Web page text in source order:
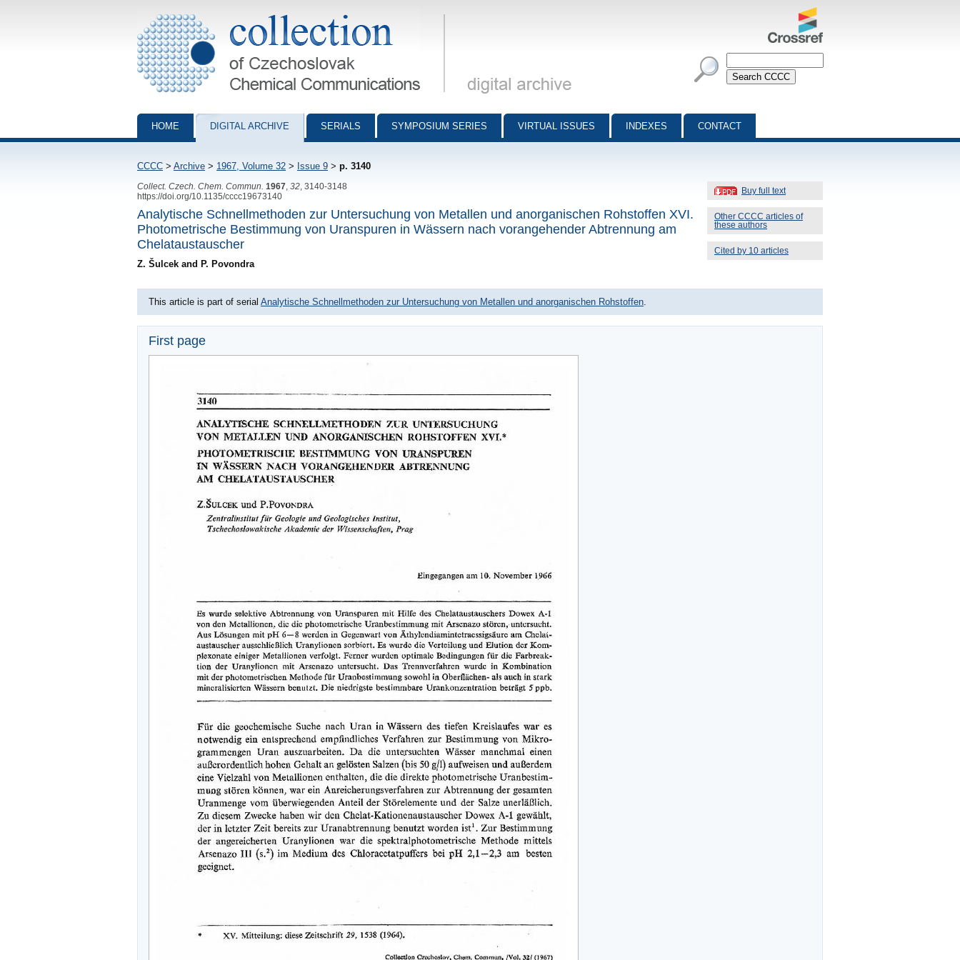
Collection of Czechoslovak Chemical Communications - digital archive
HOME DIGITAL ARCHIVE SERIALS SYMPOSIUM SERIES VIRTUAL ISSUES INDEXES CONTACT
CCCC > Archive > 1967, Volume 32 > Issue 9 > p. 3140
Buy full text
Other CCCC articles of
these authors
Cited by 10 articles
Collect. Czech. Chem. Commun. 1967 32 , 3140-3148
https://doi.org/10.1135/cccc19673140
Analytische Schnellmethoden zur Untersuchung von Metallen und anorganischen Rohstoffen XVI.
Photometrische Bestimmung von Uranspuren in Wässern nach vorangehender Abtrennung am
Chelataustauscher
Z. Šulcek and P. Povondra
This article is part of serial Analytische Schnellmethoden zur Untersuchung von Metallen und anorganischen Rohstoffen
First page